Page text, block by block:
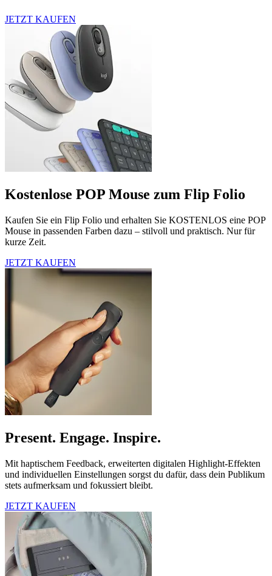
JETZT KAUFEN
Kostenlose POP Mouse zum Flip Folio
Kaufen Sie ein Flip Folio und erhalten Sie KOSTENLOS eine POP
Mouse in passenden Farben dazu – stilvoll und praktisch. Nur für
kurze Zeit.
JETZT KAUFEN
Present. Engage. Inspire.
Mit haptischem Feedback, erweiterten digitalen Highlight‑Effekten
und individuellen Einstellungen sorgst du dafür, dass dein Publikum
stets aufmerksam und fokussiert bleibt.
JETZT KAUFEN